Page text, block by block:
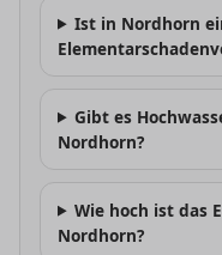
Ist in Nordhorn
Gibt es
Nordhorn?
Wie hoch ist das
Nordhorn?